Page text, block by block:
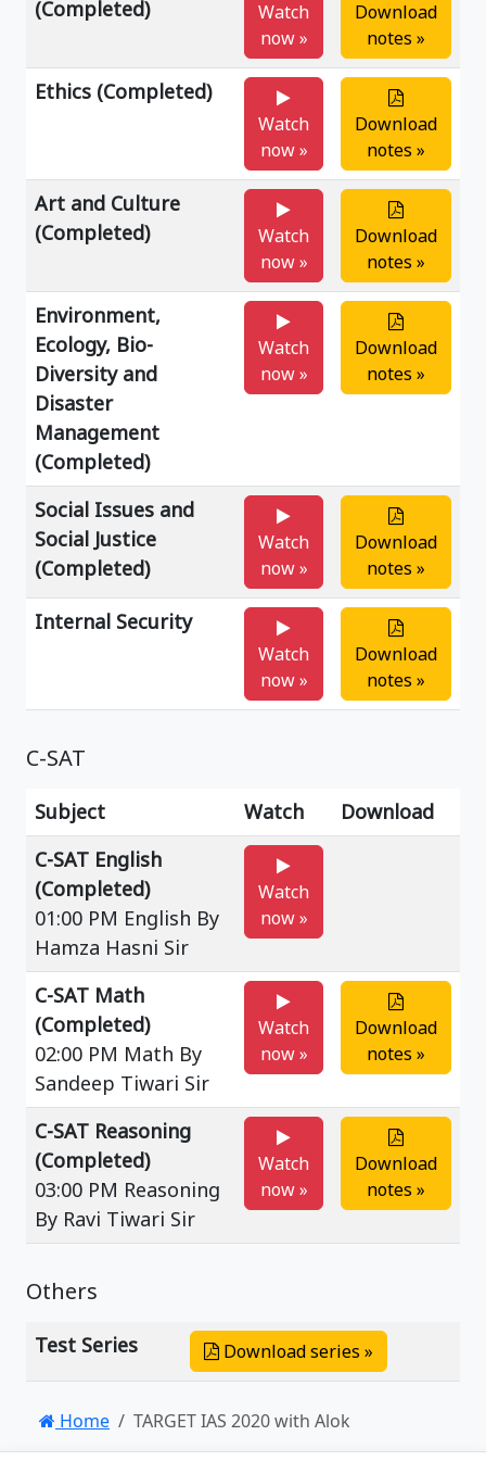
(Completed)
Watch
now »
Download
notes »
Ethics (Completed)
Watch
now »
Download
notes »
Art and Culture
(Completed)
Watch
now »
Download
notes »
Environment,
Ecology, Bio-
Diversity and
Disaster
Management
(Completed)
Watch
now »
Download
notes »
Social Issues and
Social Justice
(Completed)
Watch
now »
Download
notes »
Internal Security
Watch
now »
Download
notes »
C-SAT
Subject Watch
Download
C-SAT English
(Completed)
01:00 PM English By
Hamza Hasni Sir
Watch
now »
C-SAT Math
(Completed)
02:00 PM Math By
Sandeep Tiwari Sir
Watch
now »
Download
notes »
C-SAT Reasoning
(Completed)
03:00 PM Reasoning
By Ravi Tiwari Sir
Watch
now »
Download
notes »
Others
Test Series Download series »
Home TARGET IAS 2020 with Alok